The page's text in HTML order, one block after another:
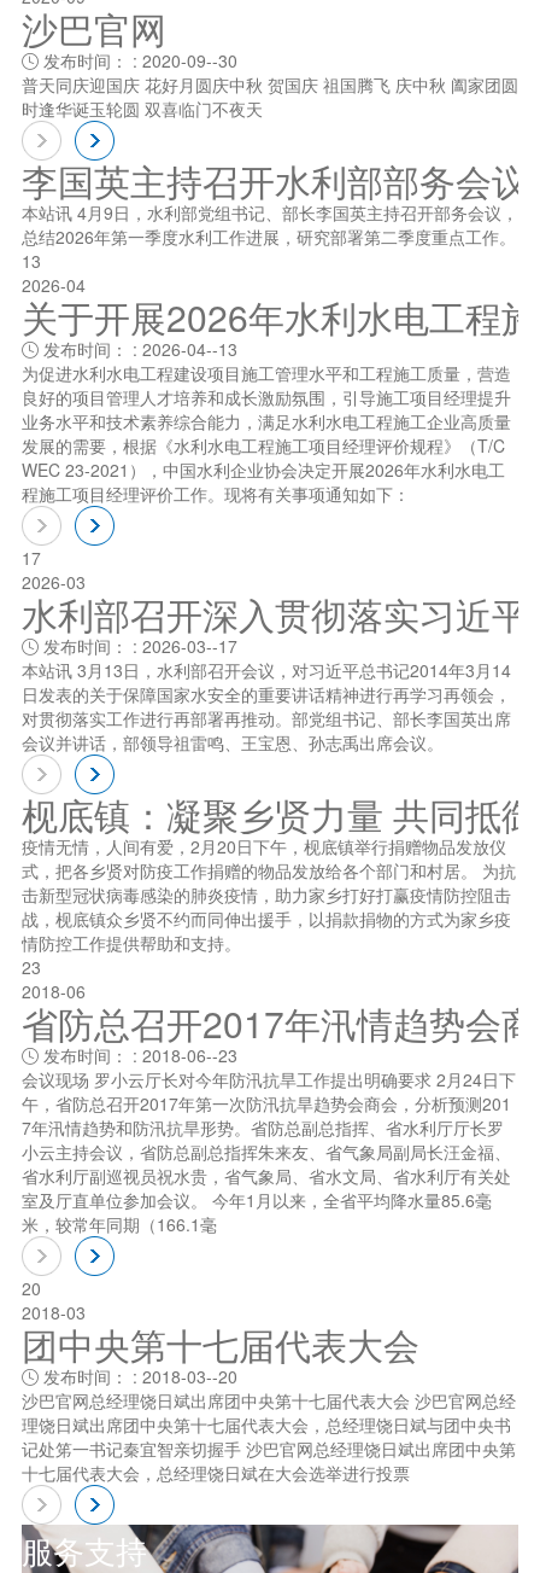
沙巴官网
发布时间： : 2020-09--30
普天同庆迎国庆 花好月圆庆中秋 贺国庆 祖国腾飞 庆中秋 阖家团圆
时逢华诞玉轮圆 双喜临门不夜天
李国英主持召开水利部部务会议
本站讯 4月9日，水利部党组书记、部长李国英主持召开部务会议，
总结2026年第一季度水利工作进展，研究部署第二季度重点工作。
13
2026-04
关于开展2026年水利水电工程
发布时间： : 2026-04--13
为促进水利水电工程建设项目施工管理水平和工程施工质量，营造
良好的项目管理人才培养和成长激励氛围，引导施工项目经理提升
业务水平和技术素养综合能力，满足水利水电工程施工企业高质量
发展的需要，根据《水利水电工程施工项目经理评价规程》（T/C
WEC 23-2021），中国水利企业协会决定开展2026年水利水电工
程施工项目经理评价工作。现将有关事项通知如下：
17
2026-03
水利部召开深入贯彻落实习近
发布时间： : 2026-03--17
本站讯 3月13日，水利部召开会议，对习近平总书记2014年3月14
日发表的关于保障国家水安全的重要讲话精神进行再学习再领会，
对贯彻落实工作进行再部署再推动。部党组书记、部长李国英出席
会议并讲话，部领导祖雷鸣、王宝恩、孙志禹出席会议。
枧底镇：凝聚乡贤力量 共同抵
疫情无情，人间有爱，2月20日下午，枧底镇举行捐赠物品发放仪
式，把各乡贤对防疫工作捐赠的物品发放给各个部门和村居。 为抗
击新型冠状病毒感染的肺炎疫情，助力家乡打好打赢疫情防控阻击
战，枧底镇众乡贤不约而同伸出援手，以捐款捐物的方式为家乡疫
情防控工作提供帮助和支持。
23
2018-06
省防总召开2017年汛情趋势会
发布时间： : 2018-06--23
会议现场 罗小云厅长对今年防汛抗旱工作提出明确要求 2月24日下
午，省防总召开2017年第一次防汛抗旱趋势会商会，分析预测201
7年汛情趋势和防汛抗旱形势。省防总副总指挥、省水利厅厅长罗
小云主持会议，省防总副总指挥朱来友、省气象局副局长汪金福、
省水利厅副巡视员祝水贵，省气象局、省水文局、省水利厅有关处
室及厅直单位参加会议。 今年1月以来，全省平均降水量85.6毫
米，较常年同期（166.1毫
20
2018-03
团中央第十七届代表大会
发布时间： : 2018-03--20
沙巴官网总经理饶日斌出席团中央第十七届代表大会 沙巴官网总经
理饶日斌出席团中央第十七届代表大会，总经理饶日斌与团中央书
记处笫一书记秦宜智亲切握手 沙巴官网总经理饶日斌出席团中央第
十七届代表大会，总经理饶日斌在大会选举进行投票
服务支持